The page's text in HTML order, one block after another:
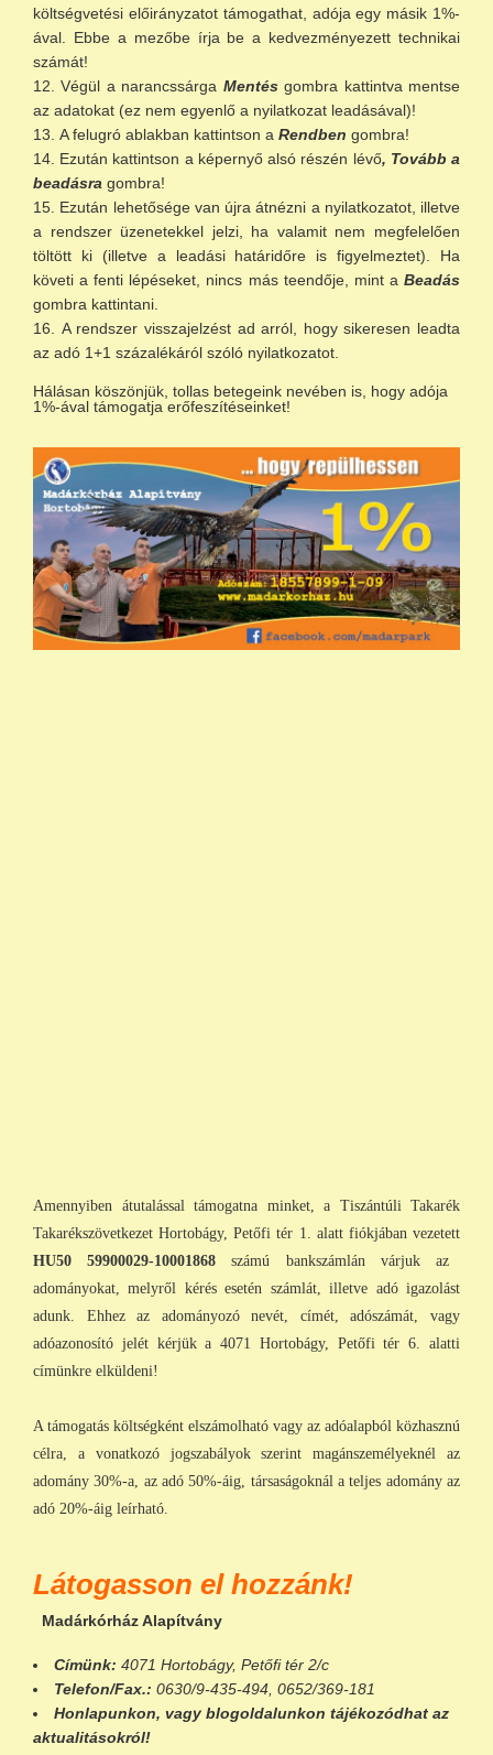
költségvetési előirányzatot támogathat, adója egy másik 1%-
ával. Ebbe a mezőbe írja be a kedvezményezett technikai
számát!
Végül a narancssárga Mentésgombra kattintva mentse
az adatokat (ez nem egyenlő a nyilatkozat leadásával)!
A felugró ablakban kattintson a Rendben gombra!
Ezután kattintson a képernyő alsó részén lévő, Tovább a
beadásra gombra!
Ezután lehetősége van újra átnézni a nyilatkozatot, illetve
a rendszer üzenetekkel jelzi, ha valamit nem megfelelően
töltött ki (illetve a leadási határidőre is figyelmeztet). Ha
követi a fenti lépéseket, nincs más teendője, mint a Beadás
gombra kattintani.
A rendszer visszajelzést ad arról, hogy sikeresen leadta
az adó 1+1 százalékáról szóló nyilatkozatot.
Hálásan köszönjük, tollas betegeink nevében is, hogy adója
1%-ával támogatja erőfeszítéseinket!
Amennyiben átutalással támogatna minket, a Tiszántúli Takarék
Takarékszövetkezet Hortobágy, Petőfi tér 1. alatt fiókjában vezetett
HU50 59900029-10001868 számú bankszámlán várjuk az
adományokat, melyről kérés esetén számlát, illetve adó igazolást
adunk. Ehhez az adományozó nevét, címét, adószámát, vagy
adóazonosító jelét kérjük a 4071 Hortobágy, Petőfi tér 6. alatti
címünkre elküldeni!
A támogatás költségként elszámolható vagy az adóalapból közhasznú
célra, a vonatkozó jogszabályok szerint magánszemélyeknél az
adomány 30%-a, az adó 50%-áig, társaságoknál a teljes adomány az
adó 20%-áig leírható.
Látogasson el hozzánk!
Madárkórház Alapítvány
Címünk: 4071 Hortobágy, Petőfi tér 2/c
Telefon/Fax.: 0630/9-435-494, 0652/369-181
Honlapunkon, vagy blogoldalunkon tájékozódhat az
aktualitásokról!